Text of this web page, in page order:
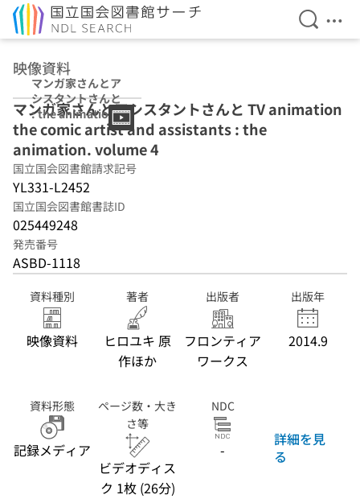
検索を
メ
映像資料
マンガ家さんとア
シスタントさんと
: the animation
volume 4
マンガ家さんとアシスタントさんと TV animation
the comic artist and assistants : the
animation. volume 4
国立国会図書館請求記号
YL331-L2452
国立国会図書館書誌ID
025449248
発売番号
ASBD-1118
資料種別
映像資料
著者
ヒロユキ 原
作ほか
出版者
フロンティア
ワークス
出版年
2014.9
資料形態
記録メディア
ページ数・大き
さ等
ビデオディス
ク 1枚 (26分)
NDC
-
詳細を見
る